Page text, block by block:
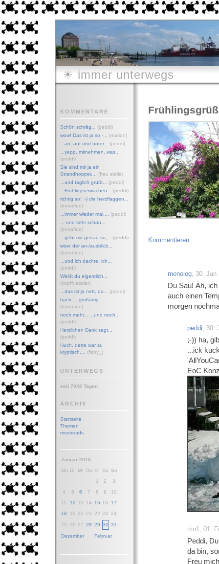
☀ immer unterwegs
KOMMENTARE
Schön schräg...
(peddi)
wow! Das ist ja so -...
(marion)
...an, auf und unter...
(peddi)
...yepp, mitnehmen, was...
(peddi)
Sie sind mir ja ein
Strandhopper,...
(frau stella)
...und täglich grüßt...
(peddi)
...Frühlingserwachen
(peddi)
richtig so! :-) die herzflaggen...
(bonafide)
...immer wieder mal,...
(peddi)
... und sehr schön...
(bonafide)
...geht mir genau so,...
(peddi)
wow. der an-/ausblick...
(bonafide)
...und ich dachte, ich...
(peddi)
Weißt du eigentlich...
(kopffuessler)
...das ist ja nett, da...
(peddi)
hach.... großartig....
(bonafide)
noch mehr... ...und noch...
(peddi)
Herzlichen Dank sagt...
(peddi)
Huch, dette war zu
kryptisch....
(fishy_)
UNTERWEGS
seit 7048 Tagen
ARCHIV
Startseite
Themen
mostreads
Januar 2010
Mo Di Mi Do Fr Sa
So
1
2
3
4
5 6 7 8 9
10
11
12 13 14 15 16
17
18
19 20 21 22 23 24
25 26 27 28 29 30 31
Dezember Februar
Kommentieren
monolog, 30. Jan
Du Sau! Äh,
auch einen
morgen
peddi, 30.
;-)) ha,
...ick
EoC
trio1, 01.
Peddi,
da bin,
Freu